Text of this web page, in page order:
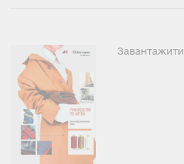
Завантажити